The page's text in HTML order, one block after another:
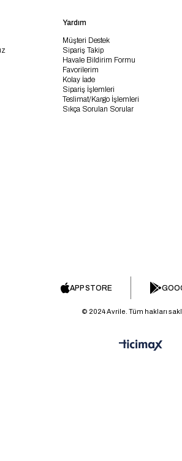
Yardım
Müşteri Destek
Sipariş Takip
Havale Bildirim Formu
Favorilerim
Kolay İade
Sipariş İşlemleri
Teslimat/Kargo İşlemleri
Sıkça Sorulan Sorular
APP STORE
© 2024 Avrile. Tüm hakları